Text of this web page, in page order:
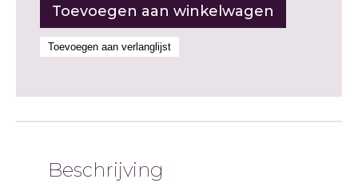
Beschrijving